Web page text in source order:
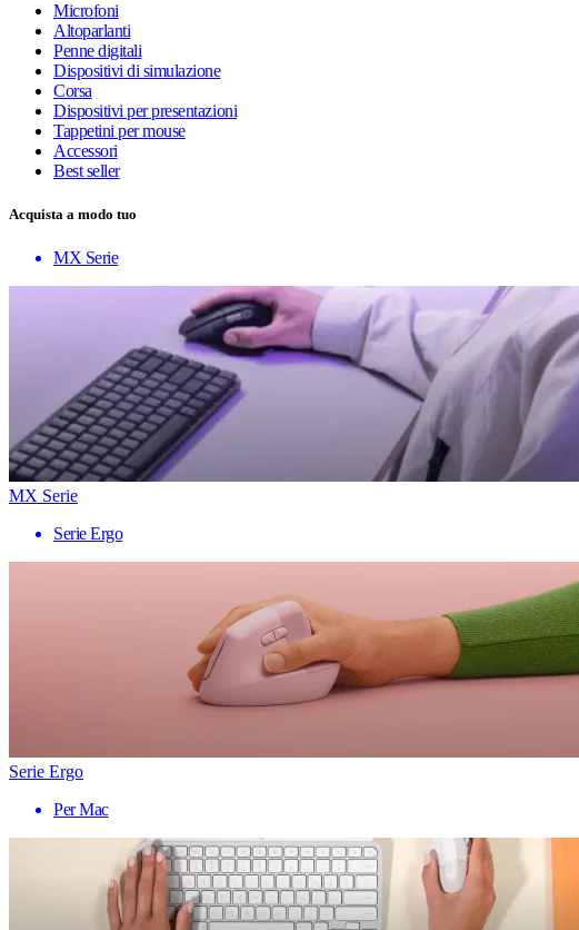
Microfoni
Altoparlanti
Penne digitali
Dispositivi di simulazione
Corsa
Dispositivi per presentazioni
Tappetini per mouse
Accessori
Best seller
Acquista a modo tuo
MX Serie
MX Serie
Serie Ergo
Serie Ergo
Per Mac